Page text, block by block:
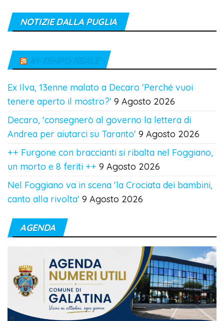
NOTIZIE DALLA PUGLIA
IN TEMPO REALE
Ex Ilva, 13enne malato a Decaro 'Perché vuoi
tenere aperto il mostro?' 9 Agosto 2026
Decaro, 'consegnerò al governo la lettera di
Andrea per aiutarci su Taranto' 9 Agosto 2026
++ Furgone con braccianti si ribalta nel Foggiano,
un morto e 8 feriti ++ 9 Agosto 2026
Nel Foggiano va in scena 'la Crociata dei bambini,
canto alla rivolta' 9 Agosto 2026
AGENDA